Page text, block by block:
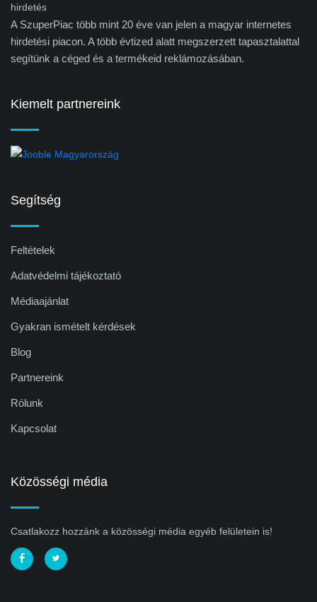
A SzuperPiac több mint 20 éve van jelen a magyar internetes
hirdetési piacon. A több évtized alatt megszerzett tapasztalattal
segítünk a céged és a termékeid reklámozásában.
Kiemelt partnereink
Segítség
Feltételek
Adatvédelmi tájékoztató
Médiaajánlat
Gyakran ismételt kérdések
Blog
Partnereink
Rólunk
Kapcsolat
Közösségi média
Csatlakozz hozzánk a közösségi média egyéb felületein is!